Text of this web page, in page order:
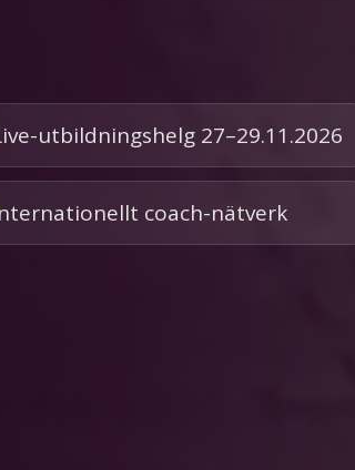
utbildningshelg 27–29.11.2026
coach-nätverk